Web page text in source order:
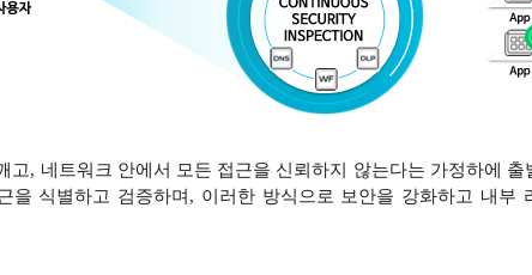
, 네트워크 안에서 모든 접근을 신뢰하지 않는다는 가정하에
식별하고 검증하며, 이러한 방식으로 보안을 강화하고 내부